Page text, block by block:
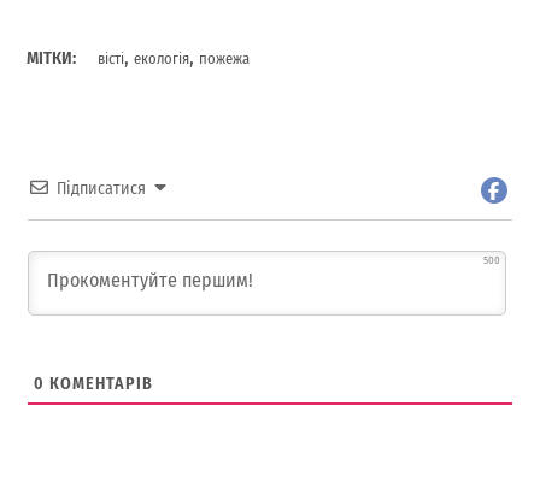
МІТКИ: вісті,екологія, пожежа
Підписатися
500
0 КОМЕНТАРІВ